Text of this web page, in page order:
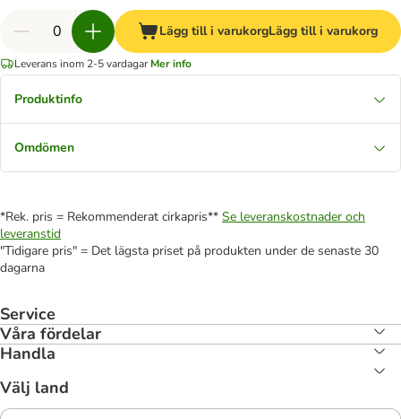
Lägg till i varukorgLägg till i varukorg
Leverans inom 2-5 vardagar Mer info
Produktinfo
Omdömen
*Rek. pris = Rekommenderat cirkapris** Se leveranskostnader och
leveranstid
"Tidigare pris" = Det lägsta priset på produkten under de senaste 30
dagarna
Service
Våra fördelar
Handla
Välj land